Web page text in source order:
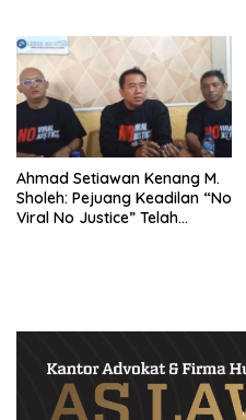
Ahmad Setiawan Kenang M.
Sholeh: Pejuang Keadilan “No
Viral No Justice” Telah